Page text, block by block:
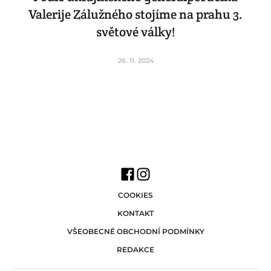
Valerije Zálužného stojíme na prahu 3.
světové války!
26. 11. 2024
COOKIES
KONTAKT
VŠEOBECNÉ OBCHODNÍ PODMÍNKY
REDAKCE